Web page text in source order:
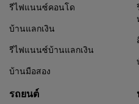
รีไฟแนนซ์คอนโด
บ้านแลกเงิน
รีไฟแนนซ์บ้านแลกเงิน
บ้านมือสอง
รถยนต์